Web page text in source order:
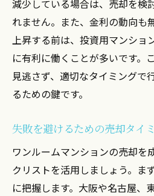
実例から学ぶ失敗を
減少している場合は、売却を検
れません。また、金利の動向も
上昇する前は、投資用マンショ
に有利に働くことが多いです。
見逃さず、適切なタイミングで
るための鍵です。
失敗を避けるための売却タイ
ワンルームマンションの売却を
クリストを活用しましょう。ま
に把握します。大阪や名古屋、